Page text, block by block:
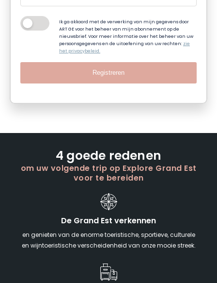
Ik ga akkoord met de verwerking van mijn gegevens door
ART GE voor het beheer van mijn abonnement op de
nieuwsbrief. Voor meer informatie over het beheer van uw
persoonsgegevens en de uitoefening van uw rechten: zie
het privacybeleid.
Registreren
4 goede redenen
om uw volgende trip op Explore Grand Est
voor te bereiden
De Grand Est verkennen
en genieten van de enorme toeristische, sportieve, culturele
en wijntoeristische verscheidenheid van onze mooie streek.